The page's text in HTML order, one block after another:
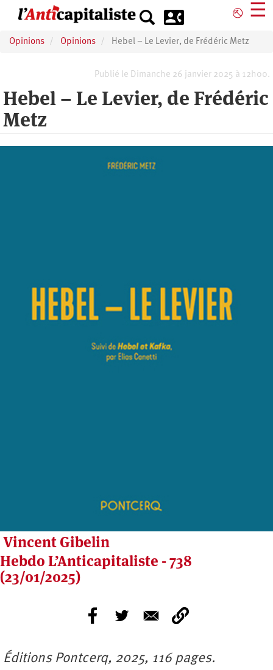
principal
⎋ ☰
Opinions Opinions Hebel – Le Levier, de Frédéric Metz
Publié le Dimanche 26 janvier 2025 à 12h00.
Hebel – Le Levier, de Frédéric
Metz
Vincent Gibelin
Hebdo L’Anticapitaliste - 738
(23/01/2025)
Éditions Pontcerq, 2025, 116 pages.